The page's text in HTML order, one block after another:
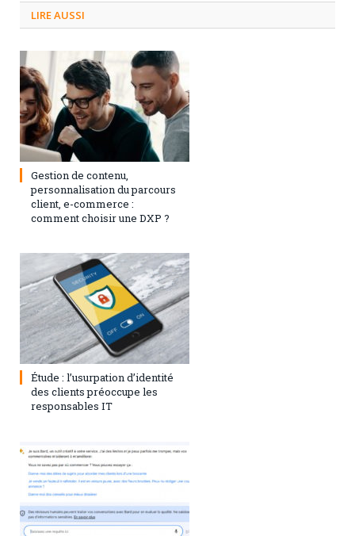
LIRE AUSSI
3 septembre 2024
Gestion de contenu,
personnalisation du parcours
client, e-commerce :
comment choisir une DXP ?
1 août 2023 0
Étude : l’usurpation d’identité
des clients préoccupe les
responsables IT